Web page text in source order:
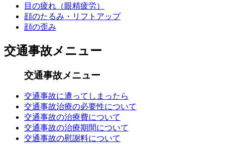
目の疲れ（眼精疲労）
顔のたるみ・リフトアップ
顔の歪み
交通事故メニュー
交通事故メニュー
交通事故に遭ってしまったら
交通事故治療の必要性について
交通事故の治療費について
交通事故の治療期間について
交通事故の慰謝料について